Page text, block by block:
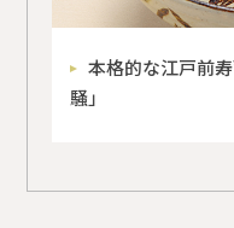
本格的な江戸前
騒」